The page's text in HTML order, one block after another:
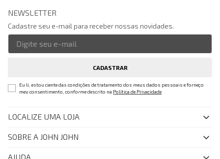
NEWSLETTER
Cadastre seu e-mail para receber nossas novidades.
CADASTRAR
Eu li, estou ciente das condições de tratamento dos meus dados pessoais e forneço
meu consentimento, conforme descrito na Política de Privacidade
LOCALIZE UMA LOJA
SOBRE A JOHN JOHN
Quem Somos
AJUDA